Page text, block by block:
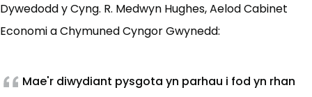
Dywedodd y Cyng. R. Medwyn Hughes, Aelod Cabinet
Economi a Chymuned Cyngor Gwynedd:
Mae'r diwydiant pysgota yn parhau i fod yn rhan